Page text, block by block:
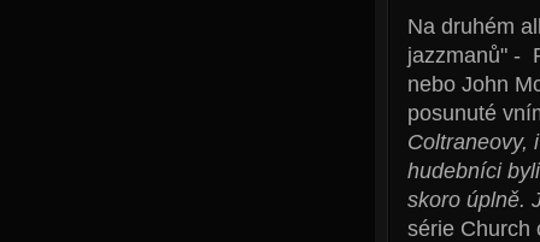
Na druhém
jazzmanů" -
nebo John
posunuté
Coltraneovy,
hudebníci
skoro úplně.
série Church